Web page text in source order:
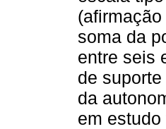
soma da
entre seis
de
da
em estudo